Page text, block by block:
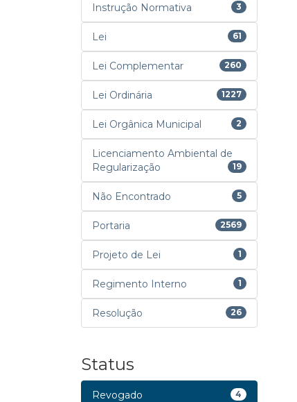
Instrução Normativa 3
Lei 61
Lei Complementar 260
Lei Ordinária 1227
Lei Orgânica Municipal 2
Licenciamento Ambiental de
Regularização
19
Não Encontrado 5
Portaria 2569
Projeto de Lei 1
Regimento Interno 1
Resolução 26
Status
Revogado 4